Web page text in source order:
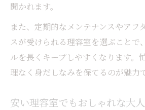
聞かれます。
また、定期的なメンテナンスやアフ
スが受けられる理容室を選ぶことで
ルを長くキープしやすくなります。
理なく身だしなみを保てるのが魅力で
安い理容室でもおしゃれな大